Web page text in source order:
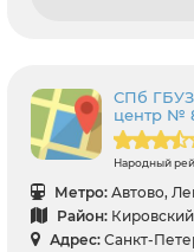
СПб ГБУЗ
центр №
Народный
Метро: Автово,
Район:
Адрес: Санкт-